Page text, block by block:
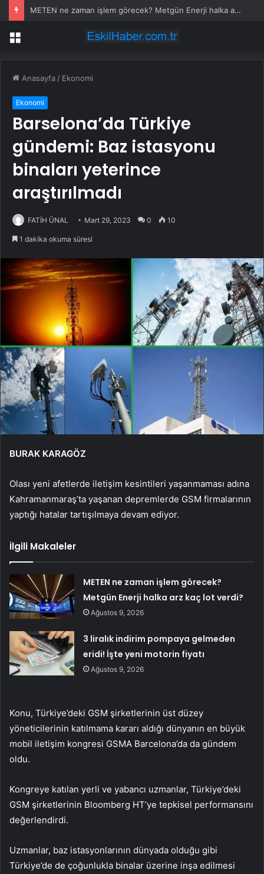
METEN ne zaman işlem görecek? Metgün Enerji halka arz kaç lot verdi?
Menü
Anasayfa / Ekonomi
Ekonomi
Barselona’da Türkiye
gündemi: Baz istasyonu
binaları yeterince
araştırılmadı
FATİH ÜNAL Mart 29, 2023 0 10
1 dakika okuma süresi
BURAK KARAGÖZ
Olası yeni afetlerde iletişim kesintileri yaşanmaması adına
Kahramanmaraş’ta yaşanan depremlerde GSM firmalarının
yaptığı hatalar tartışılmaya devam ediyor.
İlgili Makaleler
METEN ne zaman işlem görecek?
Metgün Enerji halka arz kaç lot verdi?
Ağustos 9, 2026
3 liralık indirim pompaya gelmeden
eridi! İşte yeni motorin fiyatı
Ağustos 9, 2026
Konu, Türkiye’deki GSM şirketlerinin üst düzey
yöneticilerinin katılmama kararı aldığı dünyanın en büyük
mobil iletişim kongresi GSMA Barcelona’da da gündem
oldu.
Kongreye katılan yerli ve yabancı uzmanlar, Türkiye’deki
GSM şirketlerinin Bloomberg HT’ye tepkisel performansını
değerlendirdi.
Uzmanlar, baz istasyonlarının dünyada olduğu gibi
Türkiye’de de çoğunlukla binalar üzerine inşa edilmesi